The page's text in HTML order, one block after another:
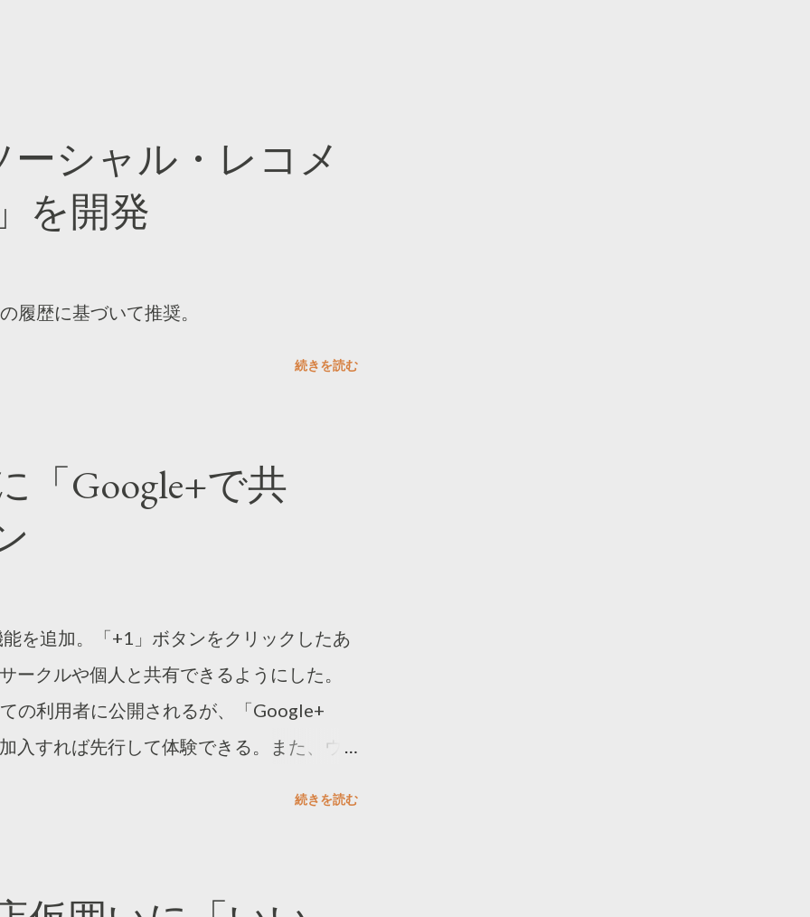
ーシャル・レコメ
を開発
履歴に基づいて推奨。
続きを読む
「Google+で共
を追加。「+1」ボタンをクリックしたあ
ークルや個人と共有できるようにした。
の利用者に公開されるが、「Google+
すれば先行して体験できる。また、ウ
続きを読む